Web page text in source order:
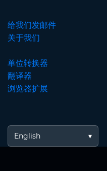
给我们发邮件
关于我们
单位转换器
翻译器
浏览器扩展
English